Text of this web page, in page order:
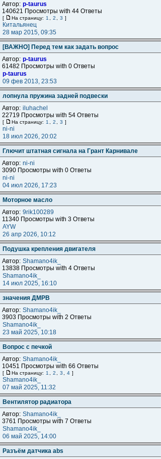
Автор: p-taurus
140621 Просмотры with 44 Ответы
[ На страницу: 1 2 3 ]
Китальянец
28 мар 2015, 09:35
[ВАЖНО] Перед тем как задать вопрос
Автор: p-taurus
61482 Просмотры with 0 Ответы
p-taurus
09 фев 2013, 23:53
лопнула пружина задней подвески
Автор: iluhachel
22719 Просмотры with 54 Ответы
[ На страницу: 1 2 3 ]
ni-ni
18 июл 2026, 20:02
Глючит штатная сигнала на Грант Карнивале
Автор: ni-ni
3090 Просмотры with 0 Ответы
ni-ni
04 июл 2026, 17:23
Моторное масло
Автор: 9rik100289
11340 Просмотры with 3 Ответы
AYW
26 апр 2026, 10:12
Подушка крепления двигателя
Автор: Shamano4ik_
13838 Просмотры with 4 Ответы
Shamano4ik_
14 июл 2025, 16:10
значения ДМРВ
Автор: Shamano4ik_
3903 Просмотры with 2 Ответы
Shamano4ik_
23 май 2025, 10:18
Вопрос с печкой
Автор: Shamano4ik_
10451 Просмотры with 66 Ответы
[ На страницу: 1 2 3 4 ]
Shamano4ik_
07 май 2025, 11:32
Вентилятор радиатора
Автор: Shamano4ik_
3761 Просмотры with 7 Ответы
Shamano4ik_
06 май 2025, 14:00
Разъём датчика abs